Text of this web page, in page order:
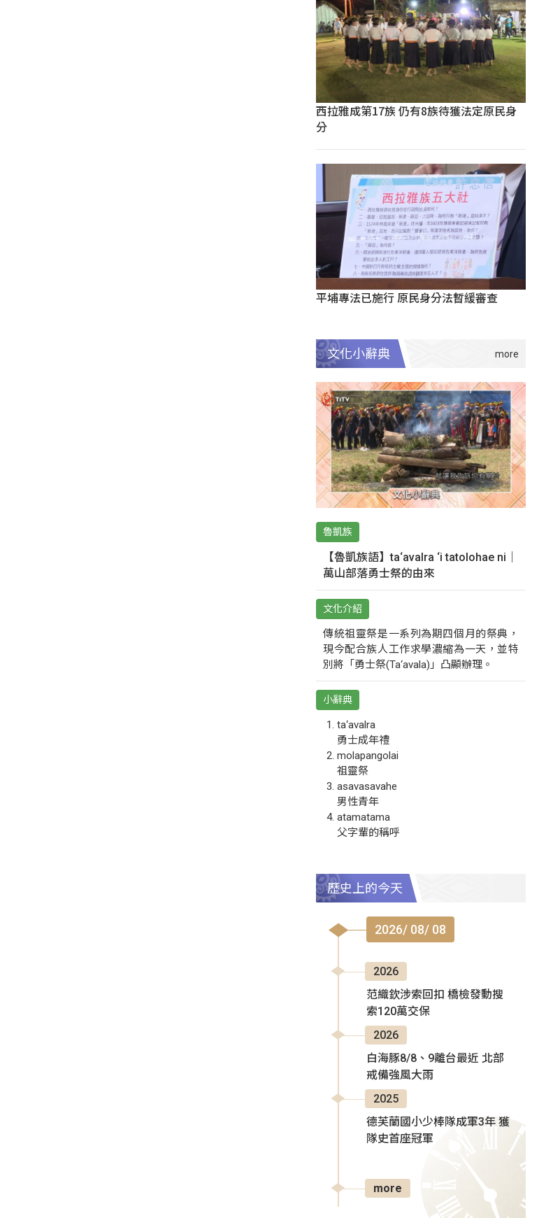
西拉雅成第17族 仍有8族待獲法定原民身
分
平埔專法已施行 原民身分法暫緩審查
文化小辭典
魯凱族
【魯凱族語】ta‘avalra ‘i tatolohae ni｜
萬山部落勇士祭的由來
文化介紹
傳統祖靈祭是一系列為期四個月的祭典，
現今配合族人工作求學濃縮為一天，並特
別將「勇士祭(Ta‘avala)」凸顯辦理。
小辭典
ta‘avalra
勇士成年禮
molapangolai
祖靈祭
asavasavahe
男性青年
atamatama
父字輩的稱呼
歷史上的今天
2026/ 08/ 08
2026
范織欽涉索回扣 橋檢發動搜
索120萬交保
2026
白海豚8/8、9離台最近 北部
戒備強風大雨
2025
德芙蘭國小少棒隊成軍3年 獲
隊史首座冠軍
more